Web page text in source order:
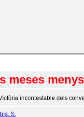
meses
incontestable dels
S.